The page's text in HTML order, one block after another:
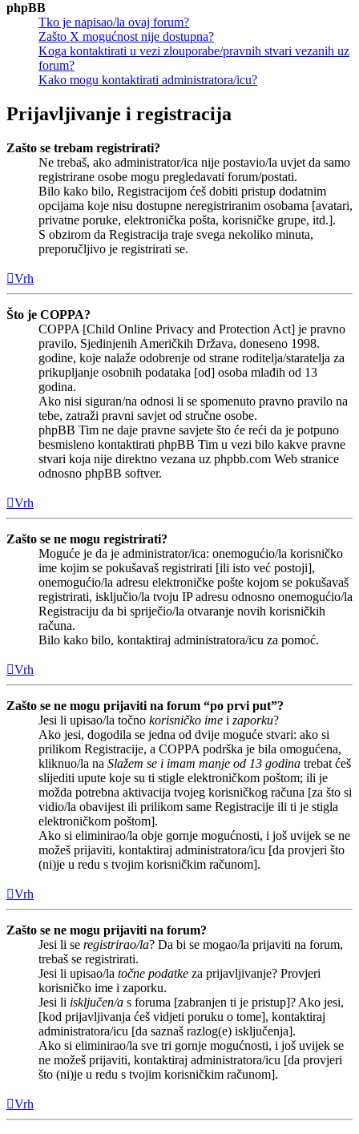
phpBB
Tko je napisao/la ovaj forum?
Zašto X mogućnost nije dostupna?
Koga kontaktirati u vezi zlouporabe/pravnih stvari vezanih uz
forum?
Kako mogu kontaktirati administratora/icu?
Prijavljivanje i registracija
Zašto se trebam registrirati?
Ne trebaš, ako administrator/ica nije postavio/la uvjet da samo
registrirane osobe mogu pregledavati forum/postati.
Bilo kako bilo, Registracijom ćeš dobiti pristup dodatnim
opcijama koje nisu dostupne neregistriranim osobama [avatari,
privatne poruke, elektronička pošta, korisničke grupe, itd.].
S obzirom da Registracija traje svega nekoliko minuta,
preporučljivo je registrirati se.
Vrh
Što je COPPA?
COPPA [Child Online Privacy and Protection Act] je pravno
pravilo, Sjedinjenih Američkih Država, doneseno 1998.
godine, koje nalaže odobrenje od strane roditelja/staratelja za
prikupljanje osobnih podataka [od] osoba mlađih od 13
godina.
Ako nisi siguran/na odnosi li se spomenuto pravno pravilo na
tebe, zatraži pravni savjet od stručne osobe.
phpBB Tim ne daje pravne savjete što će reći da je potpuno
besmisleno kontaktirati phpBB Tim u vezi bilo kakve pravne
stvari koja nije direktno vezana uz phpbb.com Web stranice
odnosno phpBB softver.
Vrh
Zašto se ne mogu registrirati?
Moguće je da je administrator/ica: onemogućio/la korisničko
ime kojim se pokušavaš registrirati [ili isto već postoji],
onemogućio/la adresu elektroničke pošte kojom se pokušavaš
registrirati, isključio/la tvoju IP adresu odnosno onemogućio/la
Registraciju da bi spriječio/la otvaranje novih korisničkih
računa.
Bilo kako bilo, kontaktiraj administratora/icu za pomoć.
Vrh
Zašto se ne mogu prijaviti na forum “po prvi put”?
Jesi li upisao/la točno korisničko ime i zaporku?
Ako jesi, dogodila se jedna od dvije moguće stvari: ako si
prilikom Registracije, a COPPA podrška je bila omogućena,
kliknuo/la na Slažem se i imam manje od 13 godina trebat ćeš
slijediti upute koje su ti stigle elektroničkom poštom; ili je
možda potrebna aktivacija tvojeg korisničkog računa [za što si
vidio/la obavijest ili prilikom same Registracije ili ti je stigla
elektroničkom poštom].
Ako si eliminirao/la obje gornje mogućnosti, i još uvijek se ne
možeš prijaviti, kontaktiraj administratora/icu [da provjeri što
(ni)je u redu s tvojim korisničkim računom].
Vrh
Zašto se ne mogu prijaviti na forum?
Jesi li se registrirao/la? Da bi se mogao/la prijaviti na forum,
trebaš se registrirati.
Jesi li upisao/la točne podatke za prijavljivanje? Provjeri
korisničko ime i zaporku.
Jesi li isključen/a s foruma [zabranjen ti je pristup]? Ako jesi,
[kod prijavljivanja ćeš vidjeti poruku o tome], kontaktiraj
administratora/icu [da saznaš razlog(e) isključenja].
Ako si eliminirao/la sve tri gornje mogućnosti, i još uvijek se
ne možeš prijaviti, kontaktiraj administratora/icu [da provjeri
što (ni)je u redu s tvojim korisničkim računom].
Vrh